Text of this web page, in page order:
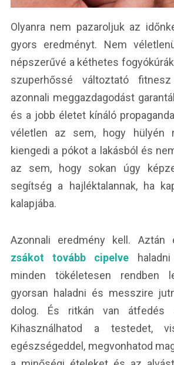
Olyanra nem pazaroljuk az
gyors eredményt. Nem
népszerűvé a kéthetes
szuperhőssé változtató
azonnali meggazdagodást
és a jobb életet kínáló
véletlen az sem, hogy hülyén
kiengedi a pókot a lakásból és
az sem, hogy sokan úgy
segítség a hajléktalannak, ha
kalapjába.
Azonnali eredmény kell. Aztán
zsákot tovább cipelve
minden tökéletesen rendben
gyorsan haladni és messzire
dolog. És ritkán van átfedés
Kihasználhatod a testedet,
egészségeddel, megvonhatod